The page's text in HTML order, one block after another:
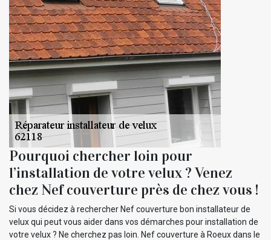
Pourquoi chercher loin pour
l’installation de votre velux ? Venez
chez Nef couverture près de chez vous !
Si vous décidez à rechercher Nef couverture bon installateur de
velux qui peut vous aider dans vos démarches pour installation de
votre velux ? Ne cherchez pas loin. Nef couverture à Roeux dans le